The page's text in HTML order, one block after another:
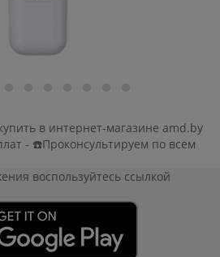
в интернет-магазине amd.by
- ☎️Проконсультируем по всем
воспользуйтесь ссылкой